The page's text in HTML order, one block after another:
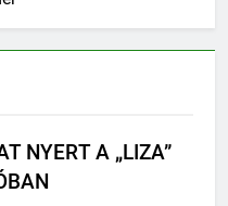
NYERT A „LIZA”